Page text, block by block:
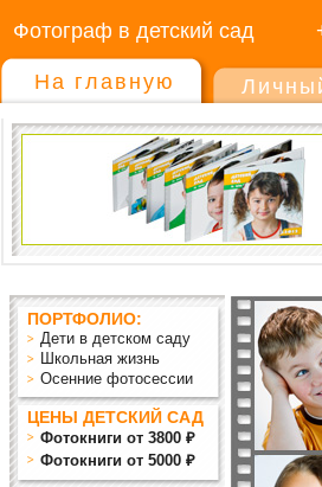
Фотограф в детский сад
На главную
ПОРТФОЛИО:
Дети в детском саду
Школьная жизнь
Осенние фотосессии
ЦЕНЫ ДЕТСКИЙ САД
Фотокниги от 3800 ₽
Фотокниги от 5000 ₽